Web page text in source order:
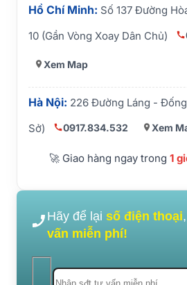
Hồ Chí Minh: Số 137 Đường
10 (Gần Vòng Xoay Dân Chủ)
Xem Map
Hà Nội: 226 Đường Láng -
Sở)
0917.834.532 Xem
🚀 Giao hàng ngay trong 1
Hãy để lại số điện thoại
vấn miễn phí!